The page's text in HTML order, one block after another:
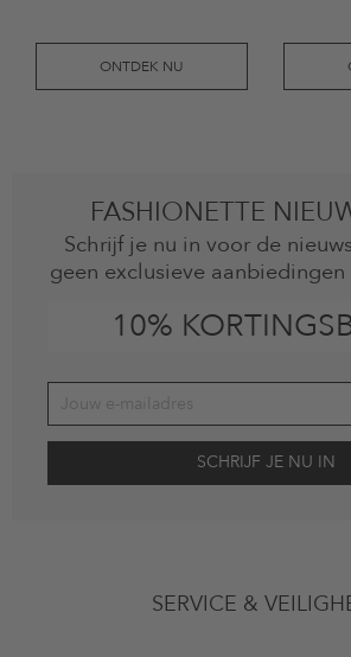
ONTDEK NU
FASHIONETTE
Schrijf je nu in voor de
geen exclusieve
10%
gegevens gebruikt voor reclamedoeleinden
SERVICE &